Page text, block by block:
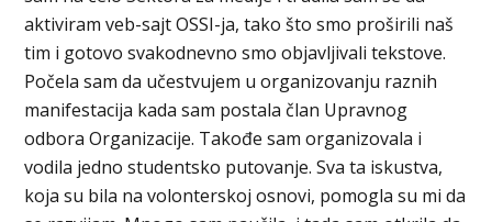
aktiviram veb-sajt OSSI-ja, tako što smo proširili naš
tim i gotovo svakodnevno smo objavljivali tekstove.
Počela sam da učestvujem u organizovanju raznih
manifestacija kada sam postala član Upravnog
odbora Organizacije. Takođe sam organizovala i
vodila jedno studentsko putovanje. Sva ta iskustva,
koja su bila na volonterskoj osnovi, pomogla su mi da